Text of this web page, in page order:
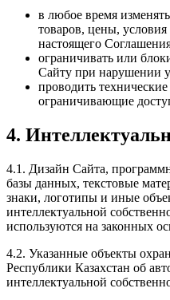
в любое время
товаров, цены,
настоящего
ограничивать или
Сайту при нарушении
проводить
ограничивающие
4.
4.1. Дизайн Сайта,
базы данных, текстовые
знаки, логотипы и иные
интеллектуальной
используются на законных
4.2. Указанные объекты
Республики Казахстан об
интеллектуальной